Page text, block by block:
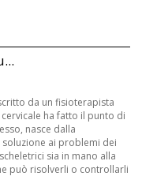
da un fisioterapista
ha fatto il punto di
nasce dalla
soluzione ai problemi dei
sia in mano alla
può risolverli o controllarli